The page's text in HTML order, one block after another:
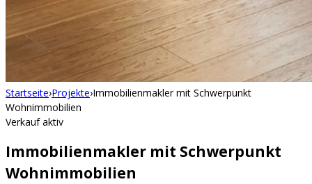
Startseite›Projekte›Immobilienmakler mit Schwerpunkt
Wohnimmobilien
Verkauf aktiv
Immobilienmakler mit Schwerpunkt
Wohnimmobilien